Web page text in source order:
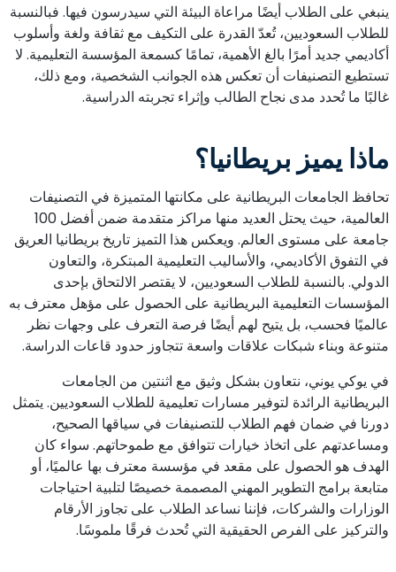
ينبغي على الطلاب أيضًا مراعاة البيئة التي سيدرسون فيها. فبالنسبة
للطلاب السعوديين، تُعدّ القدرة على التكيف مع ثقافة ولغة وأسلوب
أكاديمي جديد أمرًا بالغ الأهمية، تمامًا كسمعة المؤسسة التعليمية. لا
تستطيع التصنيفات أن تعكس هذه الجوانب الشخصية، ومع ذلك،
غالبًا ما تُحدد مدى نجاح الطالب وإثراء تجربته الدراسية.
ماذا يميز بريطانيا؟
تحافظ الجامعات البريطانية على مكانتها المتميزة في التصنيفات
العالمية، حيث يحتل العديد منها مراكز متقدمة ضمن أفضل 100
جامعة على مستوى العالم. ويعكس هذا التميز تاريخ بريطانيا العريق
في التفوق الأكاديمي، والأساليب التعليمية المبتكرة، والتعاون
الدولي. بالنسبة للطلاب السعوديين، لا يقتصر الالتحاق بإحدى
المؤسسات التعليمية البريطانية على الحصول على مؤهل معترف به
عالميًا فحسب، بل يتيح لهم أيضًا فرصة التعرف على وجهات نظر
متنوعة وبناء شبكات علاقات واسعة تتجاوز حدود قاعات الدراسة.
في يوكي يوني، نتعاون بشكل وثيق مع اثنتين من الجامعات
البريطانية الرائدة لتوفير مسارات تعليمية للطلاب السعوديين. يتمثل
دورنا في ضمان فهم الطلاب للتصنيفات في سياقها الصحيح،
ومساعدتهم على اتخاذ خيارات تتوافق مع طموحاتهم. سواء كان
الهدف هو الحصول على مقعد في مؤسسة معترف بها عالميًا، أو
متابعة برامج التطوير المهني المصممة خصيصًا لتلبية احتياجات
الوزارات والشركات، فإننا نساعد الطلاب على تجاوز الأرقام
والتركيز على الفرص الحقيقية التي تُحدث فرقًا ملموسًا.